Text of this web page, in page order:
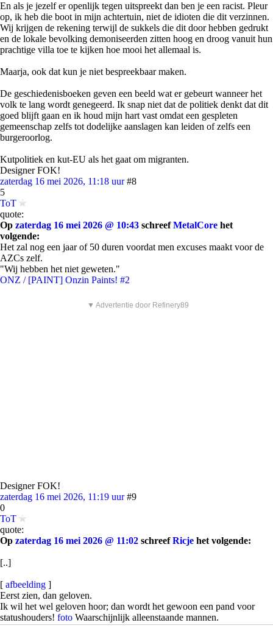
En als je jezelf er openlijk tegen uitspreekt dan ben je een racist. Pleur
op, ik heb die boot in mijn achtertuin, niet de idioten die dit verzinnen.
Wij krijgen de rekening terwijl de sukkels die dit door hebben gedrukt
en de lokale bevolking demoniseerden zitten hoog en droog vanuit hun
prachtige villa toe te kijken hoe mooi het allemaal is.
Maarja, ook dat kun je niet bespreekbaar maken.
De geschiedenisboeken geven een beeld wat er gebeurt wanneer het
volk te lang wordt genegeerd. Ik snap niet dat de politiek denkt dat dit
goed blijft gaan en ik houd mijn hart vast omdat een gespleten
gemeenschap zelfs tot dodelijke aanslagen kan leiden of zelfs een
burgeroorlog.
Kutpolitiek en kut-EU als het gaat om migranten.
Designer FOK!
zaterdag 16 mei 2026, 11:18 uur #8
5
ToT
quote:
Op zaterdag 16 mei 2026 @ 10:43 schreefMetalCore het
volgende:
Het zal nog een jaar of 50 duren voordat men excuses maakt voor de
AZCs zelf.
"Wij hebben het niet geweten."
ONZ / [PAINT] Onzin Paints! #2
▼ Advertentie door Refinery89
Designer FOK!
zaterdag 16 mei 2026, 11:19 uur #9
0
ToT
quote:
Op zaterdag 16 mei 2026 @ 11:02 schreefRicje het volgende:
[..]
[ afbeelding ]
Eerst zien, dan geloven.
Ik wil het wel geloven hoor; dan wordt het gewoon een pand voor
statushouders! foto Waarschijnlijk alleenstaande mannen.
ONZ / [PAINT] Onzin Paints! #2